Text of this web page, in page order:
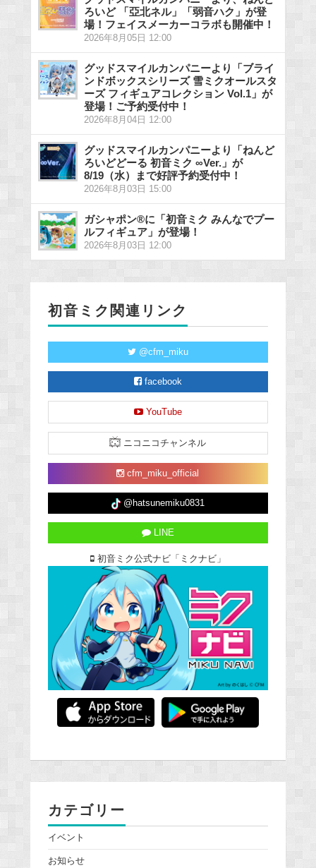
ろいど 「亞北ネル」「弱音ハク」が登
場！フェイスメーカーコラボも開催中！
2026年8月05日 12:00
グッドスマイルカンパニーより「ブライ
ンドボックスシリーズ 雪ミクオールスタ
ーズ フィギュアコレクション Vol.1」が
登場！ご予約受付中！
2026年8月04日 12:00
グッドスマイルカンパニーより「ねんど
ろいどどーる 初音ミク ∞Ver.」が
8/19（水）まで好評予約受付中！
2026年8月03日 15:00
ガシャポン®に「初音ミク みんなでプー
ルフィギュア」が登場！
2026年8月03日 12:00
初音ミク関連リンク
@cfm_miku
facebook
YouTube
ニコニコチャンネル
cfm_miku_official
@hatsunemiku0831
LINE
初音ミク公式ナビ「ミクナビ」
カテゴリー
イベント
お知らせ